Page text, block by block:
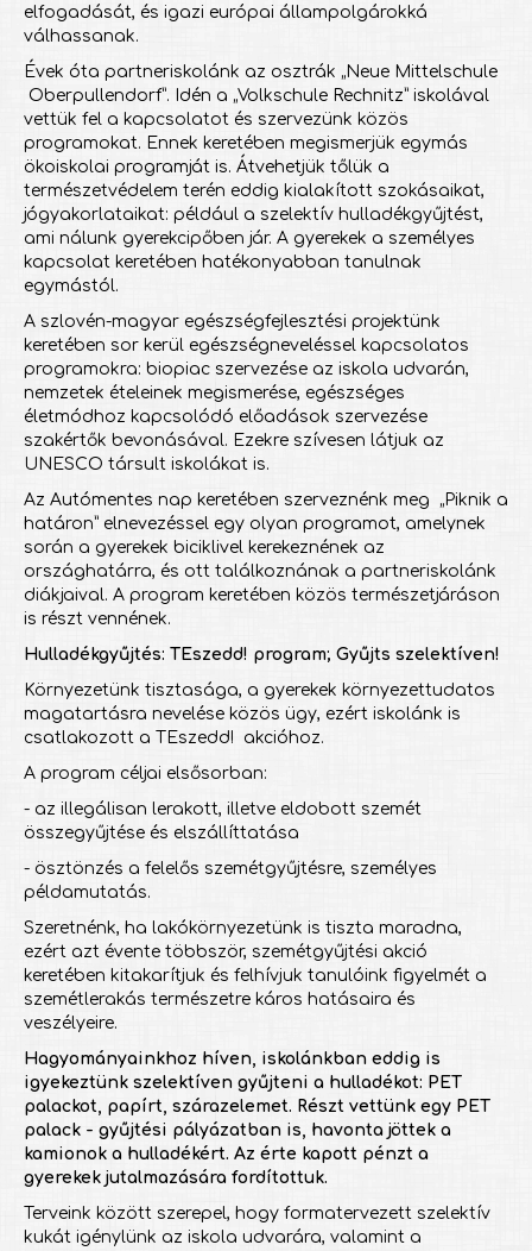
elfogadását, és igazi európai állampolgárokká
válhassanak.
Évek óta partneriskolánk az osztrák „Neue Mittelschule
Oberpullendorf”. Idén a „Volkschule Rechnitz” iskolával
vettük fel a kapcsolatot és szervezünk közös
programokat. Ennek keretében megismerjük egymás
ökoiskolai programját is. Átvehetjük tőlük a
természetvédelem terén eddig kialakított szokásaikat,
jógyakorlataikat: például a szelektív hulladékgyűjtést,
ami nálunk gyerekcipőben jár. A gyerekek a személyes
kapcsolat keretében hatékonyabban tanulnak
egymástól.
A szlovén-magyar egészségfejlesztési projektünk
keretében sor kerül egészségneveléssel kapcsolatos
programokra: biopiac szervezése az iskola udvarán,
nemzetek ételeinek megismerése, egészséges
életmódhoz kapcsolódó előadások szervezése
szakértők bevonásával. Ezekre szívesen látjuk az
UNESCO társult iskolákat is.
Az Autómentes nap keretében szerveznénk meg „Piknik a
határon” elnevezéssel egy olyan programot, amelynek
során a gyerekek biciklivel kerekeznének az
országhatárra, és ott találkoznának a partneriskolánk
diákjaival. A program keretében közös természetjáráson
is részt vennének.
Hulladékgyűjtés: TEszedd! program; Gyűjts szelektíven!
Környezetünk tisztasága, a gyerekek környezettudatos
magatartásra nevelése közös ügy, ezért iskolánk is
csatlakozott a TEszedd! akcióhoz.
A program céljai elsősorban:
- az illegálisan lerakott, illetve eldobott szemét
összegyűjtése és elszállíttatása
- ösztönzés a felelős szemétgyűjtésre, személyes
példamutatás.
Szeretnénk, ha lakókörnyezetünk is tiszta maradna,
ezért azt évente többször, szemétgyűjtési akció
keretében kitakarítjuk és felhívjuk tanulóink figyelmét a
szemétlerakás természetre káros hatásaira és
veszélyeire.
Hagyományainkhoz híven, iskolánkban eddig is
igyekeztünk szelektíven gyűjteni a hulladékot: PET
palackot, papírt, szárazelemet. Részt vettünk egy PET
palack - gyűjtési pályázatban is, havonta jöttek a
kamionok a hulladékért. Az érte kapott pénzt a
gyerekek jutalmazására fordítottuk.
Terveink között szerepel, hogy formatervezett szelektív
kukát igénylünk az iskola udvarára, valamint a